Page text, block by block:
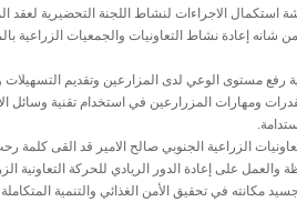
مغلقة
استكمال الاجراءات لنشاط اللجنة التحضيرية لعقد
شانه إعادة نشاط التعاونيات والجمعيات الزراعية
رفع مستوى الوعي لدى المزارعين وتقديم التسهيلات
ومهارات المزرارعين في استخدام تقنية وسائل
الزراعية الجنوبي صالح الامير قد القى
والعمل على إعادة الدور الريادي للحركة التعاونية
مكانته في تحقيق الأمن الغذائي والتنمية المتكاملة